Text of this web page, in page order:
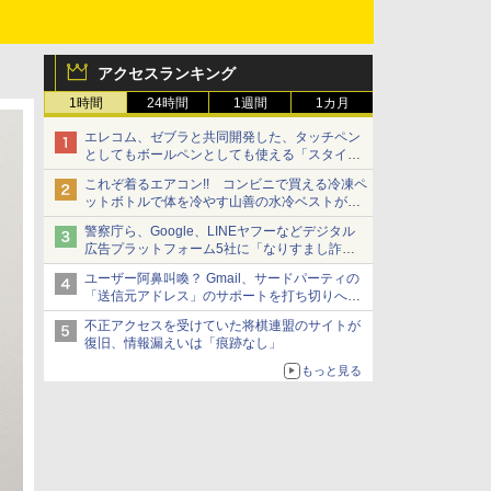
アクセスランキング
1時間 24時間 1週間 1カ月
エレコム、ゼブラと共同開発した、タッチペン
としてもボールペンとしても使える「スタイラ
スツーウェイ」発売 iPadにも紙にも、持ち替
えずに書き込める
これぞ着るエアコン!! コンビニで買える冷凍ペ
ットボトルで体を冷やす山善の水冷ベストがロ
ードバイクにちょうどいい【ぼっち・ざ・ろー
ど！その14】【空いた時間でなにしてる？】
警察庁ら、Google、LINEヤフーなどデジタル
広告プラットフォーム5社に「なりすまし詐欺
広告」対策強化を要請 著名人の写真や映像を
使った投資詐欺などへの対策として
ユーザー阿鼻叫喚？ Gmail、サードパーティの
「送信元アドレス」のサポートを打ち切りへ
【やじうまWatch】
不正アクセスを受けていた将棋連盟のサイトが
復旧、情報漏えいは「痕跡なし」
もっと見る